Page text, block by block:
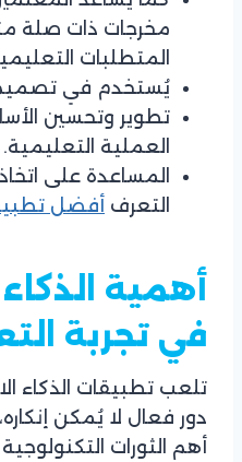
مخرجات ذات صلة
المتطلبات
يُستخدم في تصميم
تطوير وتحسين
العملية التعليمية.
المساعدة على
التعرف أفضل
أهمية
في تجربة
تلعب تطبيقات الذكاء
دور فعال لا يُمكن
أهم الثورات